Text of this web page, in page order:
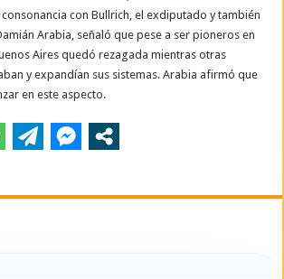
con Bullrich, el exdiputado y también
Arabia, señaló que pese a ser pioneros en
Aires quedó rezagada mientras otras
y expandían sus sistemas. Arabia afirmó que
en este aspecto.